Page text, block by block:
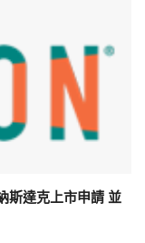
斯達克上市申請 並